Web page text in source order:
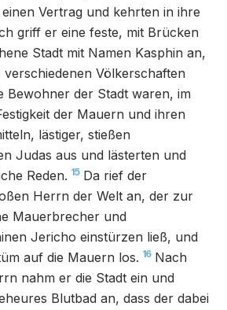
Vertrag und kehrten in ihre
griff er eine feste, mit Brücken
Stadt mit Namen Kasphin an,
Völkerschaften
Bewohner der Stadt waren, im
der Mauern und ihren
lästiger, stießen
Judas aus und lästerten und
Reden. 15 Da rief der
Herrn der Welt an, der zur
Mauerbrecher und
Jericho einstürzen ließ, und
auf die Mauern los. 16 Nach
nahm er die Stadt ein und
Blutbad an, dass der dabei